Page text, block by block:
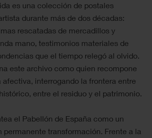
es una colección de postales
durante más de dos décadas:
rescatadas de mercadillos y
mano, testimonios materiales de
que el tiempo relegó al olvido.
este archivo como quien recompone
afectiva, interrogando la frontera entre
entre el residuo y el patrimonio.
el Pabellón de España como un
permanente transformación. Frente a la